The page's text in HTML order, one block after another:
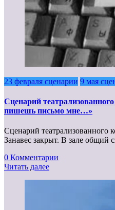
23 февраля сценарии 9 мая
Сценарий
пишешь письмо мне…»
Сценарий театрализованного
Занавес закрыт. В зале общий
0 Комментарии
Читать далее